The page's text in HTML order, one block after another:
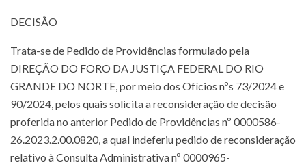
DECISÃO
Trata-se de Pedido de Providências formulado pela
DIREÇÃO DO FORO DA JUSTIÇA FEDERAL DO RIO
GRANDE DO NORTE, por meio dos Ofícios nºs 73/2024 e
90/2024, pelos quais solicita a reconsideração de decisão
proferida no anterior Pedido de Providências nº 0000586-
26.2023.2.00.0820, a qual indeferiu pedido de reconsideração
relativo à Consulta Administrativa nº 0000965-